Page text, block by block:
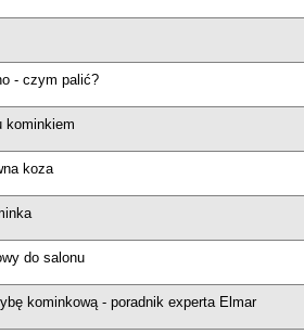
- czym palić?
kominkiem
koza
do salonu
kominkową - poradnik experta Elmar